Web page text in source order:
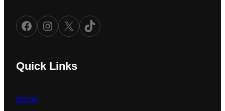
Facebook Instagram X TikTok
Quick Links
Home